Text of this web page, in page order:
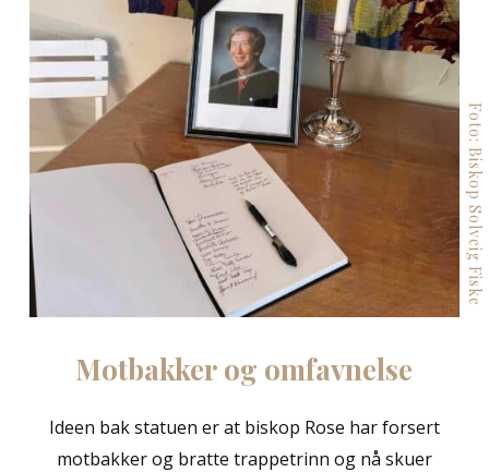
Foto: Biskop Solveig Fiske
Motbakker og omfavnelse
Ideen bak statuen er at biskop Rose har forsert
motbakker og bratte trappetrinn og nå skuer